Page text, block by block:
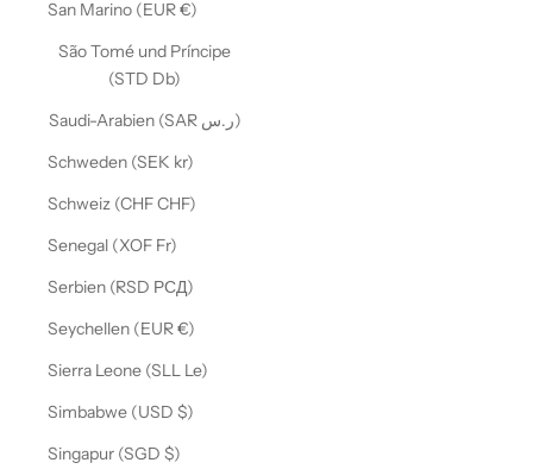
San Marino (EUR €)
São Tomé und Príncipe
(STD Db)
Saudi-Arabien (SAR ر.س)
Schweden (SEK kr)
Schweiz (CHF CHF)
Senegal (XOF Fr)
Serbien (RSD РСД)
Seychellen (EUR €)
Sierra Leone (SLL Le)
Simbabwe (USD $)
Singapur (SGD $)